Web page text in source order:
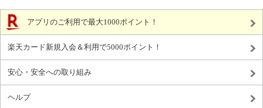
アプリのご利用で最大1000ポイント！
楽天カード新規入会＆利用で5000ポイント！
安心・安全への取り組み
ヘルプ